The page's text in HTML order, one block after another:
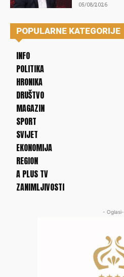
05/08/2026
POPULARNE KATEGORIJE
INFO
POLITIKA
HRONIKA
DRUŠTVO
MAGAZIN
SPORT
SVIJET
EKONOMIJA
REGION
A PLUS TV
ZANIMLJIVOSTI
- Oglasi-